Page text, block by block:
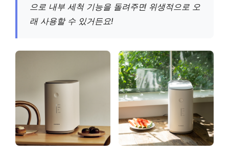
으로 내부 세척 기능을 돌려주면 위생적으로 오
래 사용할 수 있거든요!